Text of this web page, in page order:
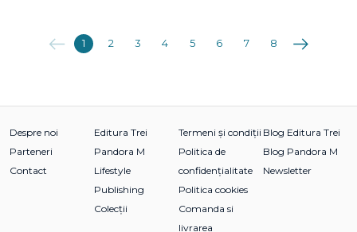
Anterioara
1 2 3 4 5 6 7 8 Următoarea
Despre noi
Parteneri
Contact
Editura Trei
Pandora M
Lifestyle
Publishing
Colecții
Termeni și condiții
Politica de
confidențialitate
Politica cookies
Comanda si
livrarea
Blog Editura Trei
Blog Pandora M
Newsletter